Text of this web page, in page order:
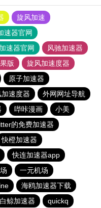
旋风加速
速器官网
速器官网
风驰加速器
版
旋风加速度器
原子加速器
速度器
外网网址导航
哔咔漫画
小美
的免费加速器
快橙加速器
快连加速器app
一元机场
海鸥加速器下载
白鲸加速器 quickq